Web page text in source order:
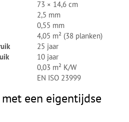
73 × 14,6 cm
2,5 mm
0,55 mm
4,05 m² (38 planken)
25 jaar
10 jaar
0,03 m² K/W
EN ISO 23999
een eigentijdse